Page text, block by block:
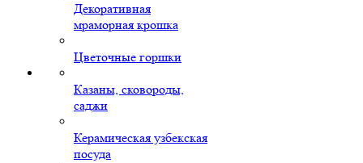
Декоративная
мраморная крошка
Цветочные горшки
Казаны, сковороды,
саджи
Керамическая узбекская
посуда